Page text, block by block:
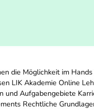
die Möglichkeit im
LIK Akademie Online
Aufgabengebiete
Rechtliche